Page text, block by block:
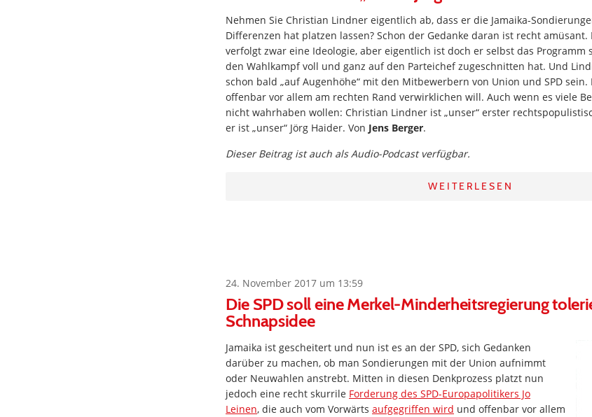
Nehmen Sie Christian Lindner eigentlich ab, dass er die Jamaika-
Differenzen hat platzen lassen? Schon der Gedanke daran ist recht
verfolgt zwar eine Ideologie, aber eigentlich ist doch er selbst das Programm
den Wahlkampf voll und ganz auf den Parteichef zugeschnitten hat. Und
schon bald „auf Augenhöhe“ mit den Mitbewerbern von Union und SPD sein.
offenbar vor allem am rechten Rand verwirklichen will. Auch wenn es viele
nicht wahrhaben wollen: Christian Lindner ist „unser“ erster
er ist „unser“ Jörg Haider. Von Jens Berger.
Dieser Beitrag ist auch als Audio-Podcast verfügbar.
WEITERLESEN
24. November 2017 um 13:59
Die SPD soll eine Merkel-Minderheitsregierung
Schnapsidee
Jamaika ist gescheitert und nun ist es an der SPD, sich Gedanken
darüber zu machen, ob man Sondierungen mit der Union aufnimmt
oder Neuwahlen anstrebt. Mitten in diesen Denkprozess platzt nun
jedoch eine recht skurrile Forderung des SPD-Europapolitikers Jo
Leinen, die auch vom Vorwärts aufgegriffen wird und offenbar vor allem